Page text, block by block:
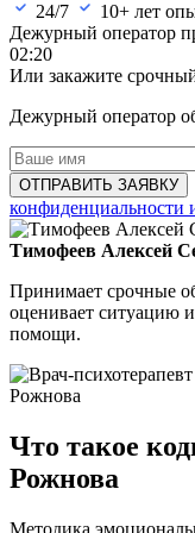
24/7
10+ лет
Дежурный оператор
02:20
Или закажите
Дежурный оператор
ОТПРАВИТЬ ЗАЯВКУ
конфиденциальности
Тимофеев Алексей
Принимает срочные
оценивает ситуацию
помощи.
Что такое
Рожнова
Методика